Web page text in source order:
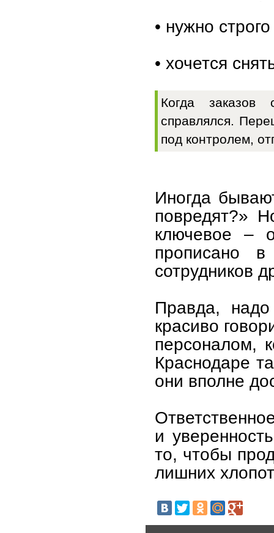
• нужно
• хочется
Когда заказов
справлялся.
под контролем,
Иногда
повредят?»
ключевое –
прописано
сотрудников
Правда,
красиво
персоналом,
Краснодаре
они вполне
и
то, чтобы
лишних